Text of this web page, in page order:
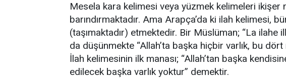
Mesela kara kelimesi veya yüzmek kelimeleri ikişer
barındırmaktadır. Ama Arapça’da ki ilah kelimesi,
(taşımaktadır) etmektedir. Bir Müslüman; “La ilahe
da düşünmekte “Allah’ta başka hiçbir varlık, bu dört
İlah kelimesinin ilk manası; “Allah’tan başka
edilecek başka varlık yoktur” demektir.